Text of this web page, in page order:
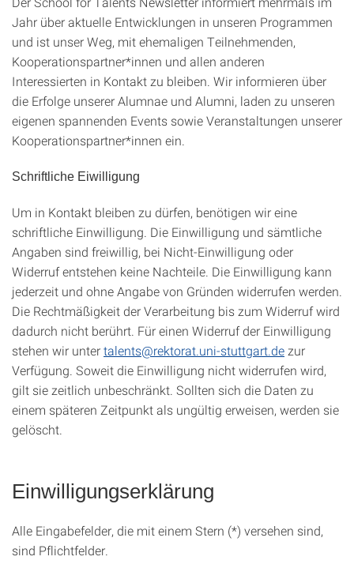
Jahr über aktuelle Entwicklungen in unseren Programmen
und ist unser Weg, mit ehemaligen Teilnehmenden,
Kooperationspartner*innen und allen anderen
Interessierten in Kontakt zu bleiben. Wir informieren über
die Erfolge unserer Alumnae und Alumni, laden zu unseren
eigenen spannenden Events sowie Veranstaltungen unserer
Kooperationspartner*innen ein.
Schriftliche Eiwilligung
Um in Kontakt bleiben zu dürfen, benötigen wir eine
schriftliche Einwilligung. Die Einwilligung und sämtliche
Angaben sind freiwillig, bei Nicht-Einwilligung oder
Widerruf entstehen keine Nachteile. Die Einwilligung kann
jederzeit und ohne Angabe von Gründen widerrufen werden.
Die Rechtmäßigkeit der Verarbeitung bis zum Widerruf wird
dadurch nicht berührt. Für einen Widerruf der Einwilligung
stehen wir untertalents@rektorat.uni-stuttgart.de zur
Verfügung. Soweit die Einwilligung nicht widerrufen wird,
gilt sie zeitlich unbeschränkt. Sollten sich die Daten zu
einem späteren Zeitpunkt als ungültig erweisen, werden sie
gelöscht.
Einwilligungserklärung
Alle Eingabefelder, die mit einem Stern (*) versehen sind,
sind Pflichtfelder.